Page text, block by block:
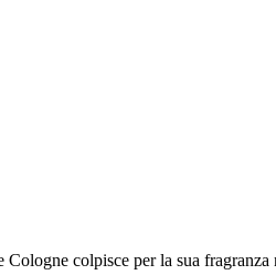
colpisce per la sua fragranza